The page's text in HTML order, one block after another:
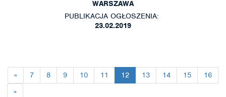
WARSZAWA
PUBLIKACJA OGŁOSZENIA:
23.02.2019
« 7 8 9 10 11 12 13 14 15
16
»